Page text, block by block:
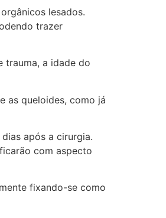
lesados.
trazer
trauma, a idade do
as queloides, como já
após a cirurgia.
com aspecto
fixando-se como